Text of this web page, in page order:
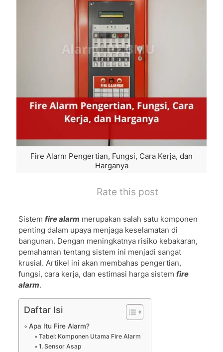
Fire Alarm Pengertian, Fungsi, Cara Kerja, dan
Harganya
Rate this post
Sistem fire alarm merupakan salah satu komponen
penting dalam upaya menjaga keselamatan di
bangunan. Dengan meningkatnya risiko kebakaran,
pemahaman tentang sistem ini menjadi sangat
krusial. Artikel ini akan membahas pengertian,
fungsi, cara kerja, dan estimasi harga sistem fire
alarm.
Daftar Isi
Apa Itu Fire Alarm?
Tabel: Komponen Utama Fire Alarm
1. Sensor Asap